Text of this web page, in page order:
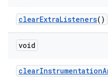
clearExtraListeners()
void
clearInstrumentation